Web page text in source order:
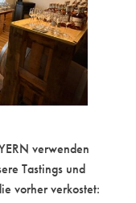
verwenden
Tastings und
vorher verkostet: